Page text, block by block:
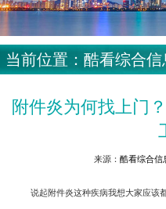
当前位置： 酷看综合信
附件炎为何找上门
来源： 酷看综合信
说起附件炎这种疾病我想大家应该